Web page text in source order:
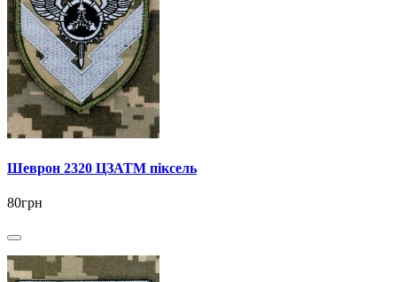
Шеврон 2320 ЦЗАТМ піксель
80грн